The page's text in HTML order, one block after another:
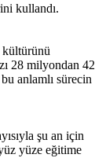
kullandı.
kültürünü
28 milyondan 42
anlamlı sürecin
şu an için
yüze eğitime